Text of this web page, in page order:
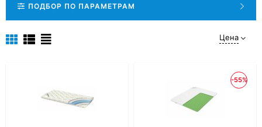
ПОДБОР ПО ПАРАМЕТРАМ
Цена
-55%